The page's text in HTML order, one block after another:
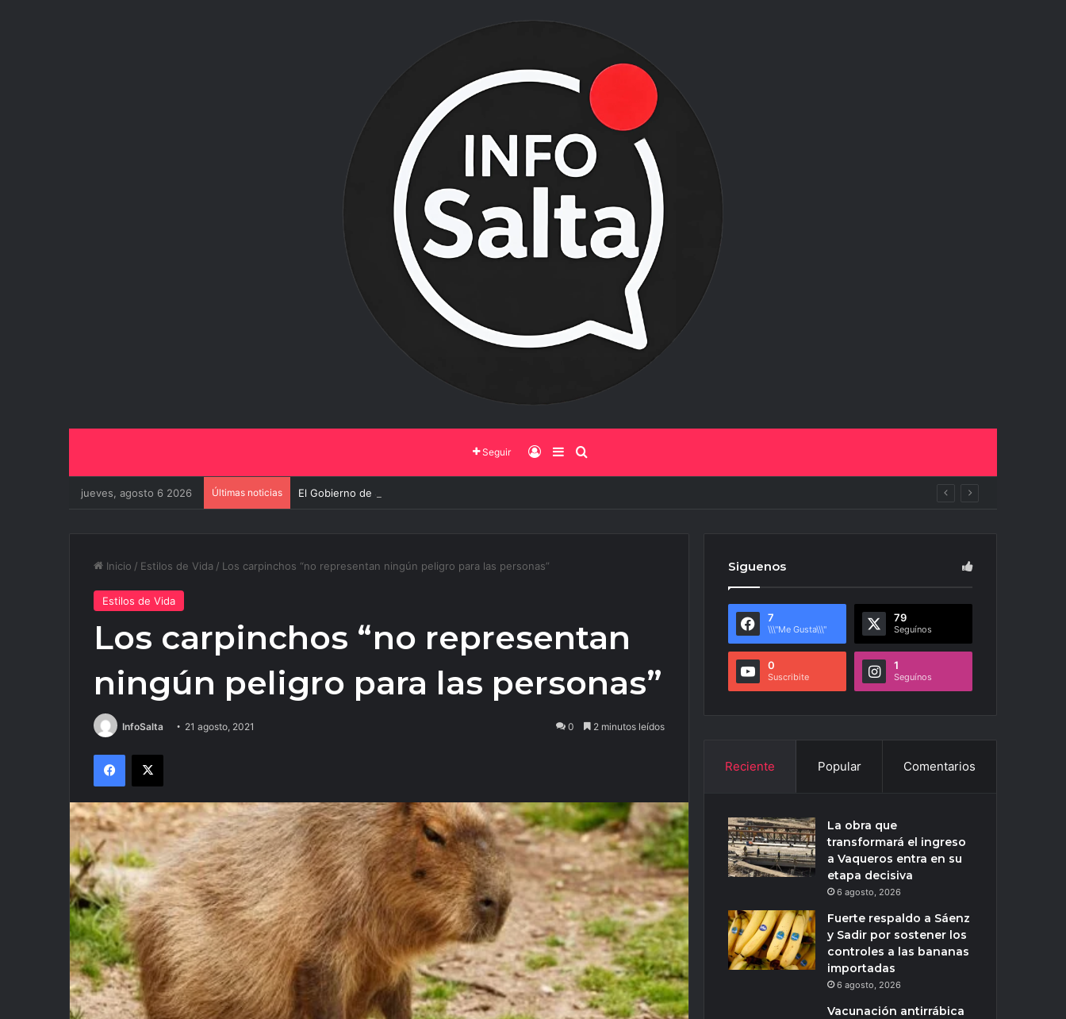
Seguir Iniciar Sesión
Barra Lateral
jueves, agosto 6 2026 Últimas noticias El Gobierno de Salta y la Policía Federal avanzan con nuevas medidas contra el delito
Inicio / Estilos de Vida / Los carpinchos “no representan ningún peligro para las personas”
Estilos de Vida
Los carpinchos “no representan
ningún peligro para las personas”
InfoSalta 21 agosto, 2021 0 2 minutos leídos
Facebook
X
Siguenos
7
\\\"Me Gusta\\\"
79
Seguínos
0
Suscribite
1
Seguínos
Reciente Popular Comentarios
La obra que
transformará el ingreso
a Vaqueros entra en su
etapa decisiva
6 agosto, 2026
Fuerte respaldo a Sáenz
y Sadir por sostener los
controles a las bananas
importadas
6 agosto, 2026
Vacunación antirrábica